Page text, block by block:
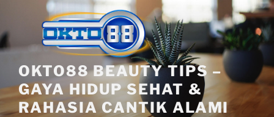
content
OKTO88 BEAUTY TIPS –
GAYA HIDUP SEHAT &
RAHASIA CANTIK ALAMI